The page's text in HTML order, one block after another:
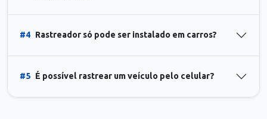
#4 Rastreador só pode ser instalado em carros?
#5 É possível rastrear um veículo pelo celular?